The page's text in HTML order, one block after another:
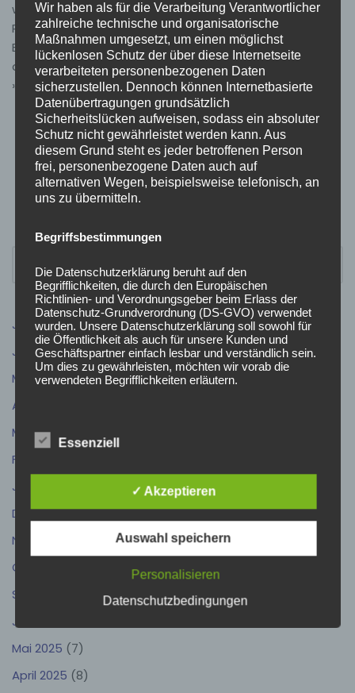
wir während unseres Jubiläumsfests zu einer hilflosen
Person in einer Wohnung alarmiert. Als wir an der
Einsatzstelle eintrafen, wurde die Eingangstür bereits
durch die Ehefrau geöffnet. Daher war für…
»
Juli 2026(9)
Juni 2026(5)
Mai 2026(4)
April 2026
März 2026
Februar 2026
Januar 2026
Dezember 2025(5)
November 2025
(11)
Oktober 2025
September 2025(7)
Juli 2025
Mai 2025 (7)
April 2025 (8)
Wir haben als für die Verarbeitung Verantwortlicher
zahlreiche technische und organisatorische
Maßnahmen umgesetzt, um einen möglichst
lückenlosen Schutz der über diese Internetseite
verarbeiteten personenbezogenen Daten
sicherzustellen. Dennoch können Internetbasierte
Datenübertragungen grundsätzlich
Sicherheitslücken aufweisen, sodass ein absoluter
Schutz nicht gewährleistet werden kann. Aus
diesem Grund steht es jeder betroffenen Person
frei, personenbezogene Daten auch auf
alternativen Wegen, beispielsweise telefonisch, an
uns zu übermitteln.
Begriffsbestimmungen
Die Datenschutzerklärung beruht auf den
Begrifflichkeiten, die durch den Europäischen
Richtlinien- und Verordnungsgeber beim Erlass der
Datenschutz-Grundverordnung (DS-GVO) verwendet
wurden. Unsere Datenschutzerklärung soll sowohl für
die Öffentlichkeit als auch für unsere Kunden und
Geschäftspartner einfach lesbar und verständlich sein.
Um dies zu gewährleisten, möchten wir vorab die
verwendeten Begrifflichkeiten erläutern.
unter anderem die folgenden Begriffe:
a) personenbezogene Daten
Personenbezogene Daten sind alle Informationen, die
sich auf eine identifizierte oder identifizierbare
natürliche Person (im Folgenden „betroffene Person")
beziehen. Als identifizierbar wird eine natürliche Person
angesehen, die direkt oder indirekt, insbesondere
mittels Zuordnung zu einer Kennung wie einem
besonderen Merkmalen, die Ausdruck der physischen,
wirtschaftlichen, kulturellen oder sozialen Identität
Essenziell
✓ Akzeptieren
Auswahl speichern
Personalisieren
Datenschutzbedingungen